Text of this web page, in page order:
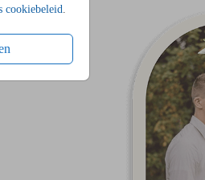
cookiebeleid.